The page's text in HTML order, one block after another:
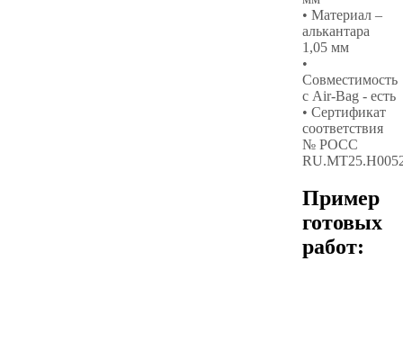
• Материал –
алькантара
1,05 мм
•
Совместимость
с Air-Bag - есть
• Сертификат
соответствия
№ РОСС
Пример
готовых
работ: